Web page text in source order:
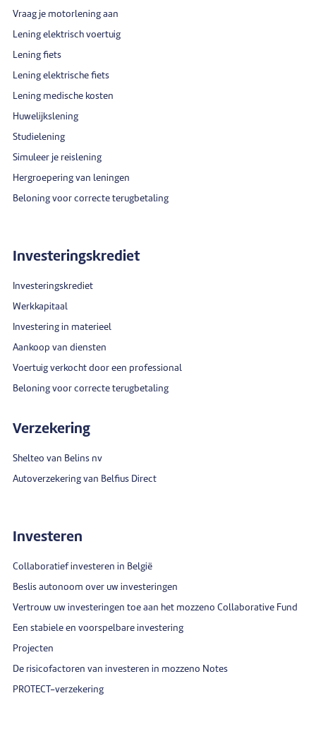
Vraag je motorlening aan
Lening elektrisch voertuig
Lening fiets
Lening elektrische fiets
Lening medische kosten
Huwelijkslening
Studielening
Simuleer je reislening
Hergroepering van leningen
Beloning voor correcte terugbetaling
Investeringskrediet
Investeringskrediet
Werkkapitaal
Investering in materieel
Aankoop van diensten
Voertuig verkocht door een professional
Beloning voor correcte terugbetaling
Verzekering
Shelteo van Belins nv
Autoverzekering van Belfius Direct
Investeren
Collaboratief investeren in België
Beslis autonoom over uw investeringen
Vertrouw uw investeringen toe aan het mozzeno Collaborative Fund
Een stabiele en voorspelbare investering
Projecten
De risicofactoren van investeren in mozzeno Notes
PROTECT-verzekering